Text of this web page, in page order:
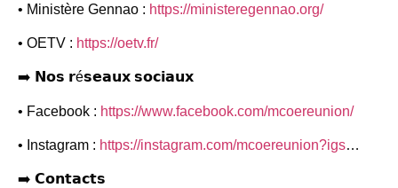
• Ministère Gennao : https://ministeregennao.org/
• OETV : https://oetv.fr/
➡️ 𝗡𝗼𝘀 𝗿é𝘀𝗲𝗮𝘂𝘅 𝘀𝗼𝗰𝗶𝗮𝘂𝘅
• Facebook : https://www.facebook.com/mcoereunion/
• Instagram : https://instagram.com/mcoereunion?igs…
➡️ 𝗖𝗼𝗻𝘁𝗮𝗰𝘁𝘀